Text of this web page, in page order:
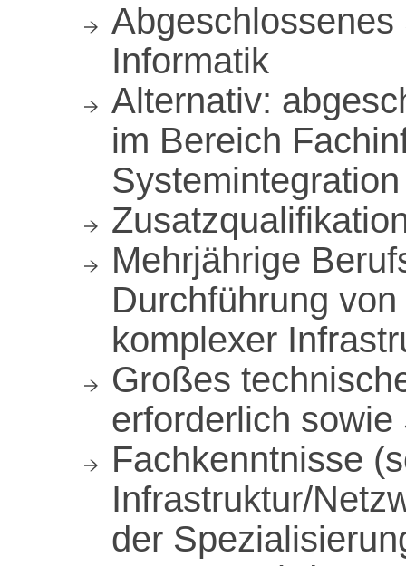
Informatik
Alternativ:
im Bereich
Systemintegration
Mehrjährige
Durchführung
komplexer
Großes
erforderlich
Fachkenntnisse
Infrastruktur/
der